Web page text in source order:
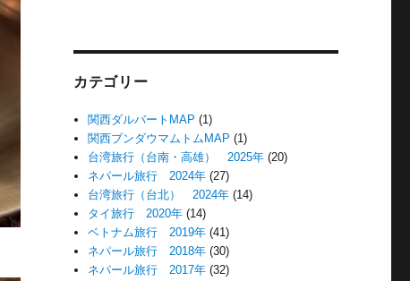
カテゴリー
関西ダルバートMAP (1)
関西ブンダウマムトムMAP (1)
台湾旅行（台南・高雄） 2025年 (20)
ネパール旅行 2024年 (27)
台湾旅行（台北） 2024年 (14)
タイ旅行 2020年 (14)
ベトナム旅行 2019年 (41)
ネパール旅行 2018年 (30)
ネパール旅行 2017年 (32)